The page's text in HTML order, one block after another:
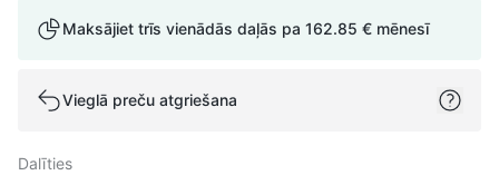
Maksājiet trīs vienādās daļās pa 162.85 € mēnesī
Vieglā preču atgriešana
Dalīties